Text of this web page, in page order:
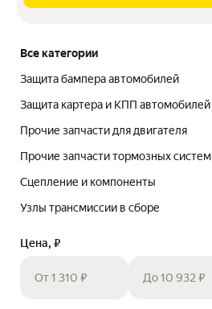
Все категории
Защита бампера автомобилей
Защита картера и КПП автомобилей
Прочие запчасти для двигателя
Прочие запчасти тормозных систем
Сцепление и компоненты
Узлы трансмиссии в сборе
Цена, ₽
От 1 310 ₽ До 10 932 ₽